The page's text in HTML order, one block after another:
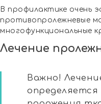
В профилактике очень
противопролежневые
многофункциональные
Лечение
Важно!